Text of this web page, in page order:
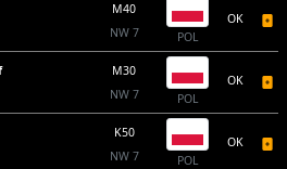
M40
NW 7
POL
OK
M30
NW 7
POL
OK
K50
NW 7
POL
OK